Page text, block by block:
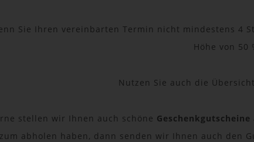
Sie Ihren vereinbarten Termin nicht mindestens 4
Höhe von 50
Nutzen Sie auch die
stellen wir Ihnen auch schöne Geschenkgutscheine
zum abholen haben, dann senden wir Ihnen auch den